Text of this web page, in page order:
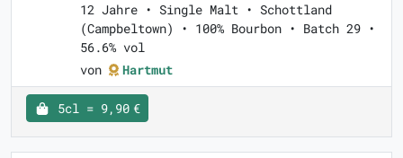
12 Jahre • Single Malt • Schottland
(Campbeltown) • 100% Bourbon • Batch 29 •
56.6% vol
von
Hartmut
5cl = 9,90 €